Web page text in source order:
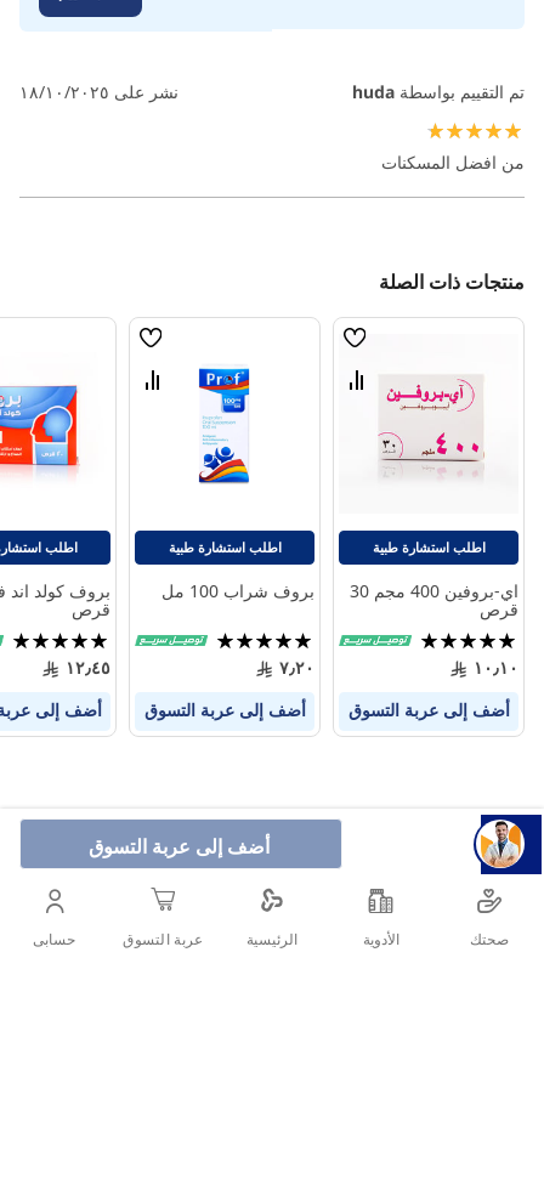
أضف إلى عربة التسوق
تم التقييم بواسطة huda نشر على ١٨/١٠/٢٠٢٥
من افضل المسكنات
منتجات ذات الصلة
قائمة
قارن
اطلب استشارة طبية
اي-بروفين 400 مجم 30
قرص
تقييم:
100%
١٠٫١٠
أضف إلى عربة التسوق
قائمة
قارن
اطلب استشارة طبية
بروف شراب 100 مل
تقييم:
100%
٧٫٢٠
أضف إلى عربة التسوق
اطلب
قرص
تقييم:
100%
١٢٫٤٥
أضف إلى
صحتك الأدوية الرئيسية عربة التسوق حسابى